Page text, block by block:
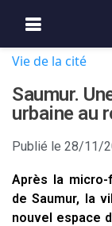
Vie de la cité
Saumur.
urbaine au
Publié le 28/11/
Après la
de Saumur, la
nouvel espace